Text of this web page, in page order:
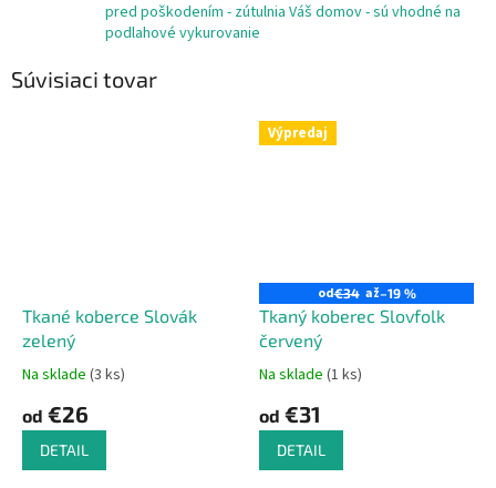
pred poškodením - zútulnia Váš domov - sú vhodné na
podlahové vykurovanie
Súvisiaci tovar
Tkané koberce Slovák
zelený
Na sklade (3 ks)
od €26
DETAIL
Výpredaj
od€34 až–19 %
Tkaný koberec Slovfolk
červený
Na sklade (1 ks)
od €31
DETAIL